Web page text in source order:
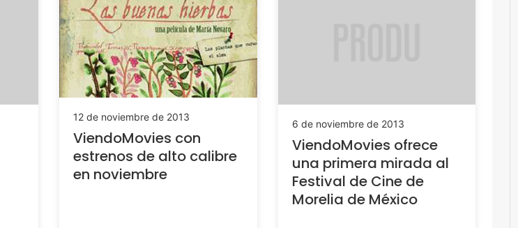
12 de noviembre de 2013
ViendoMovies con
estrenos de alto calibre
en noviembre
6 de noviembre de 2013
ViendoMovies ofrece
una primera mirada al
Festival de Cine de
Morelia de México